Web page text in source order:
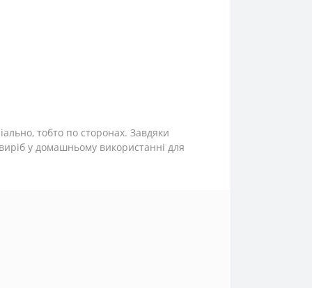
тобто по сторонах. Завдяки
у домашньому використанні для